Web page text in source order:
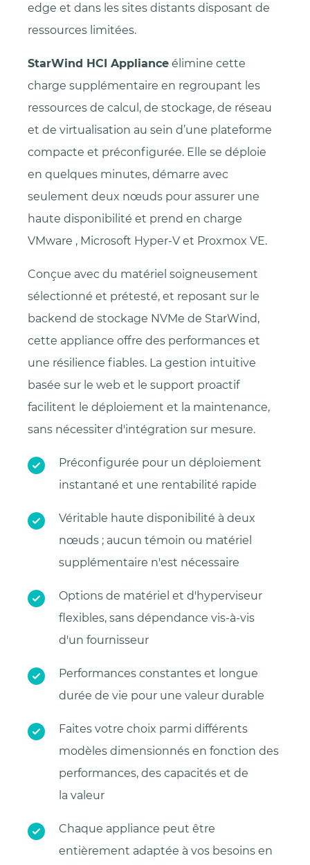
edge et dans les sites distants disposant de
ressources limitées.
StarWind HCI Appliance élimine cette
charge supplémentaire en regroupant les
ressources de calcul, de stockage, de réseau
et de virtualisation au sein d’une plateforme
compacte et préconfigurée. Elle se déploie
en quelques minutes, démarre avec
seulement deux nœuds pour assurer une
haute disponibilité et prend en charge
VMware , Microsoft Hyper-V et Proxmox VE.
Conçue avec du matériel soigneusement
sélectionné et prétesté, et reposant sur le
backend de stockage NVMe de StarWind,
cette appliance offre des performances et
une résilience fiables. La gestion intuitive
basée sur le web et le support proactif
facilitent le déploiement et la maintenance,
sans nécessiter d'intégration sur mesure.
Préconfigurée pour un déploiement
instantané et une rentabilité rapide
Véritable haute disponibilité à deux
nœuds ; aucun témoin ou matériel
supplémentaire n'est nécessaire
Options de matériel et d'hyperviseur
flexibles, sans dépendance vis-à-vis
d'un fournisseur
Performances constantes et longue
durée de vie pour une valeur durable
Faites votre choix parmi différents
modèles dimensionnés en fonction des
performances, des capacités et de
la valeur
Chaque appliance peut être
entièrement adaptée à vos besoins en